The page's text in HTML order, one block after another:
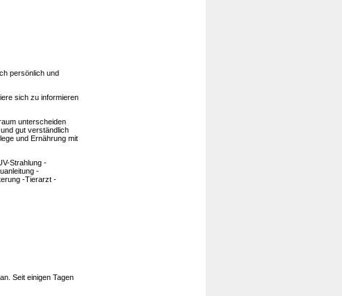
persönlich und
sich zu informieren
unterscheiden
gut verständlich
und Ernährung mit
Strahlung -
-
-Tierarzt -
Seit einigen Tagen